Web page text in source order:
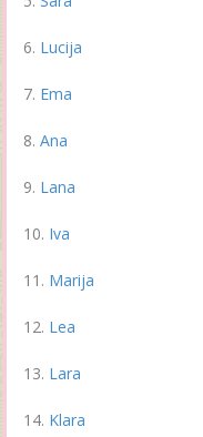
Lucija
Ema
Ana
Lana
Iva
Marija
Lea
Lara
Klara